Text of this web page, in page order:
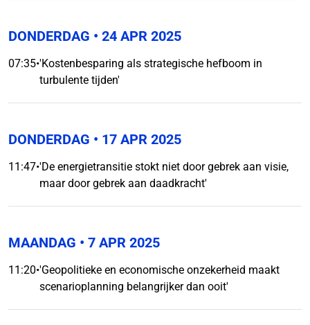
DONDERDAG • 24 APR 2025
07:35•'Kostenbesparing als strategische hefboom in
turbulente tijden'
DONDERDAG • 17 APR 2025
11:47•'De energietransitie stokt niet door gebrek aan visie,
maar door gebrek aan daadkracht'
MAANDAG • 7 APR 2025
11:20•'Geopolitieke en economische onzekerheid maakt
scenarioplanning belangrijker dan ooit'